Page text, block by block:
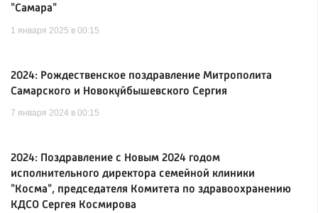
"Самара"
1 января 2025 в 00:15
2024: Рождественское поздравление Митрополита
Самарского и Новокуйбышевского Сергия
7 января 2024 в 00:15
2024: Поздравление с Новым 2024 годом
исполнительного директора семейной клиники
"Косма", председателя Комитета по здравоохранению
КДСО Сергея Космирова